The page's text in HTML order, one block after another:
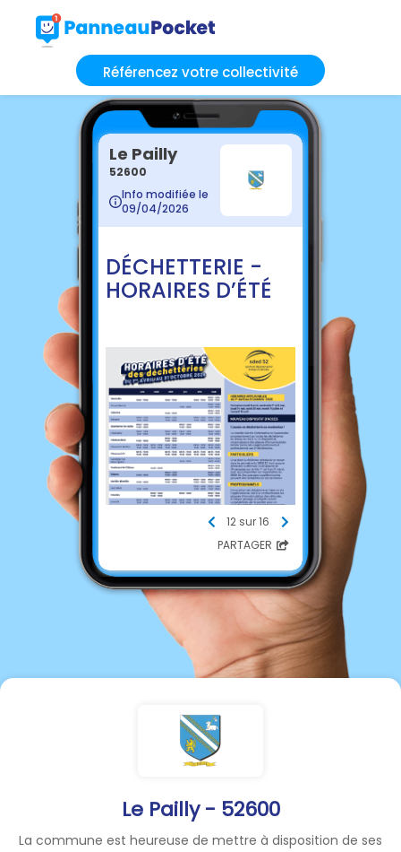
Référencez votre collectivité
Le Pailly - 52600
La commune est heureuse de mettre à disposition de ses
Le Pailly
52600
Info modifiée le
09/04/2026
DÉCHETTERIE -
HORAIRES D’ÉTÉ
12 sur 16
PARTAGER